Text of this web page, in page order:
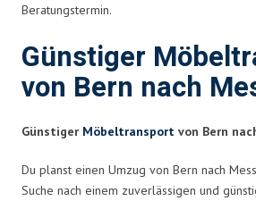
Beratungstermin.
Günstiger
von Bern nach
Günstiger Möbeltransport von Bern
Du planst einen Umzug von Bern nach
Suche nach einem zuverlässigen und